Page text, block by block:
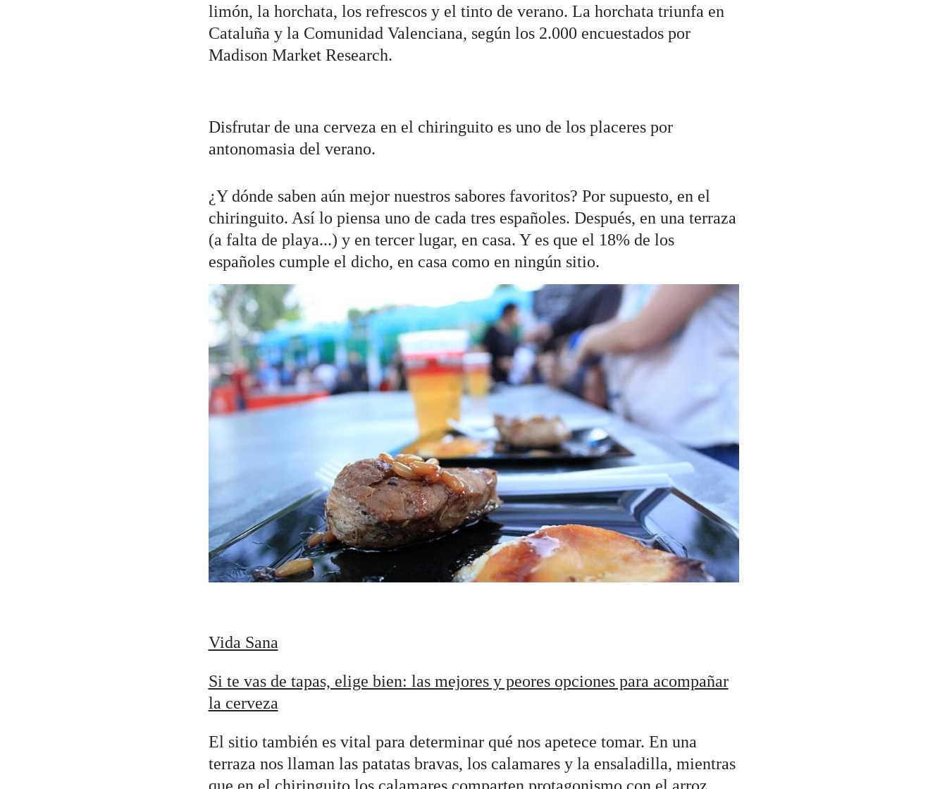
limón, la horchata, los refrescos y el tinto de verano. La horchata triunfa en
Cataluña y la Comunidad Valenciana, según los 2.000 encuestados por
Madison Market Research.
Disfrutar de una cerveza en el chiringuito es uno de los placeres por
antonomasia del verano.
¿Y dónde saben aún mejor nuestros sabores favoritos? Por supuesto, en el
chiringuito. Así lo piensa uno de cada tres españoles. Después, en una terraza
(a falta de playa...) y en tercer lugar, en casa. Y es que el 18% de los
españoles cumple el dicho, en casa como en ningún sitio.
Vida Sana
Si te vas de tapas, elige bien: las mejores y peores opciones para acompañar
la cerveza
El sitio también es vital para determinar qué nos apetece tomar. En una
terraza nos llaman las patatas bravas, los calamares y la ensaladilla, mientras